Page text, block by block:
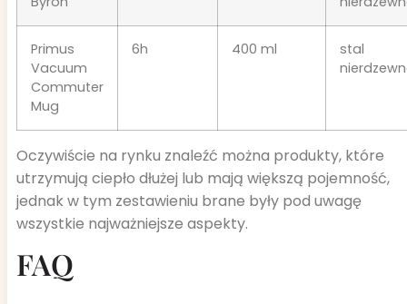
Primus
Vacuum
Commuter
Mug
6h 400 ml
stal
Oczywiście na rynku znaleźć można produkty, które
utrzymują ciepło dłużej lub mają większą pojemność,
jednak w tym zestawieniu brane były pod uwagę
wszystkie najważniejsze aspekty.
FAQ